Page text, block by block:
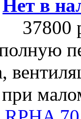
Нет в
37800
при